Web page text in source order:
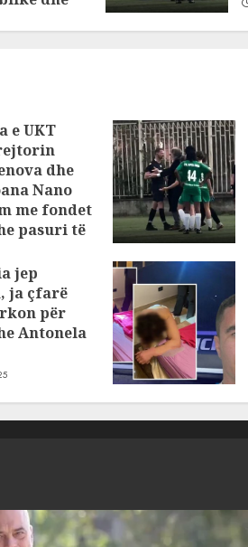
e UKT
dhe
Nano
me fondet
pasuri të
jep
ja çfarë
për
Antonela